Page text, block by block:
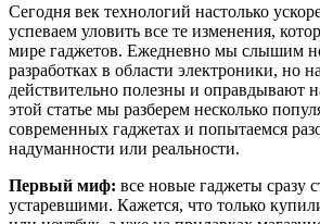
Сегодня век технологий настолько
успеваем уловить все те изменения,
мире гаджетов. Ежедневно мы слышим
разработках в области электроники, но
действительно полезны и оправдывают
этой статье мы разберем несколько
современных гаджетах и попытаемся
надуманности или реальности.
Первый миф: все новые гаджеты сразу
устаревшими. Кажется, что только